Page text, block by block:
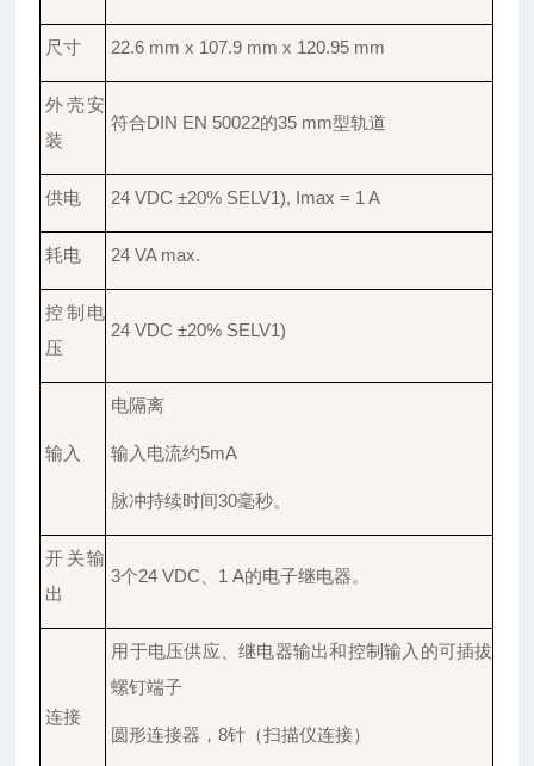
尺寸 22.6 mm x 107.9 mm x 120.95 mm
外壳安
装
符合DIN EN 50022的35 mm型轨道
供电 24 VDC ±20% SELV1), Imax = 1 A
耗电 24 VA max.
控制电
压
24 VDC ±20% SELV1)
输入
电隔离
输入电流约5mA
脉冲持续时间30毫秒。
开关输
出
3个24 VDC、1 A的电子继电器。
连接
用于电压供应、继电器输出和控制输入的可插拔
螺钉端子
圆形连接器，8针（扫描仪连接）